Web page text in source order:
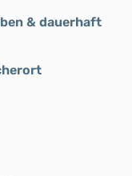
& dauerhaft